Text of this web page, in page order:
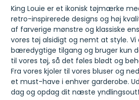
King Louie er et ikonisk tøjmærke
retro-inspirerede designs og høj
af farverige mønstre og klassiske
vores tøj alsidigt og nemt at style. Vi
bæredygtige tilgang og bruger kun
til vores tøj, så det føles blødt og
Fra vores kjoler til vores bluser og
et must-have i enhver garderobe.
dag og opdag dit næste